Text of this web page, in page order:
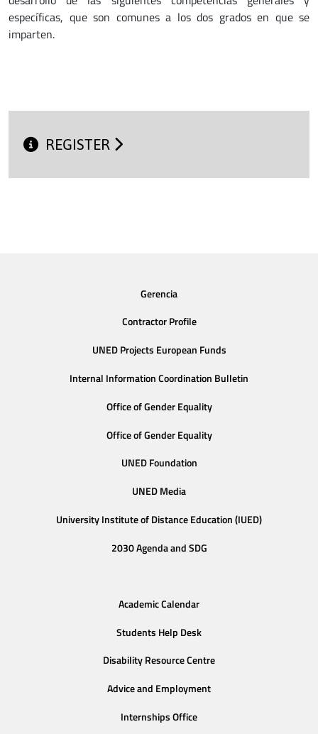
específicas, que son comunes a los dos grados en que se
imparten.
REGISTER
Gerencia
Contractor Profile
UNED Projects European Funds
Internal Information Coordination Bulletin
Office of Gender Equality
Office of Gender Equality
UNED Foundation
UNED Media
University Institute of Distance Education (IUED)
2030 Agenda and SDG
Academic Calendar
Students Help Desk
Disability Resource Centre
Advice and Employment
Internships Office